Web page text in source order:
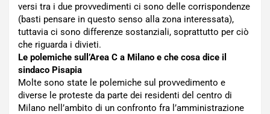
versi tra i due provvedimenti ci sono delle corrispondenze
(basti pensare in questo senso alla zona interessata),
tuttavia ci sono differenze sostanziali, soprattutto per ciò
che riguarda i divieti.
Le polemiche sull’Area C a Milano e che cosa dice il
sindaco Pisapia
Molte sono state le polemiche sul provvedimento e
diverse le proteste da parte dei residenti del centro di
Milano nell’ambito di un confronto fra l’amministrazione